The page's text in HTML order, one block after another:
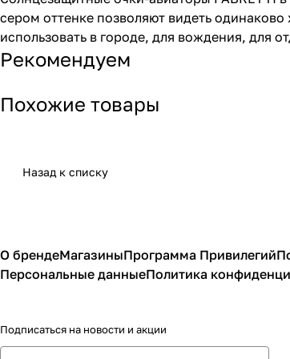
сером оттенке позволяют видеть
использовать в городе, для вождения, для
Рекомендуем
Похожие товары
Назад к списку
О брендеМагазиныПрограмма Привилегий
Персональные данныеПолитика
Подписаться на новости и акции